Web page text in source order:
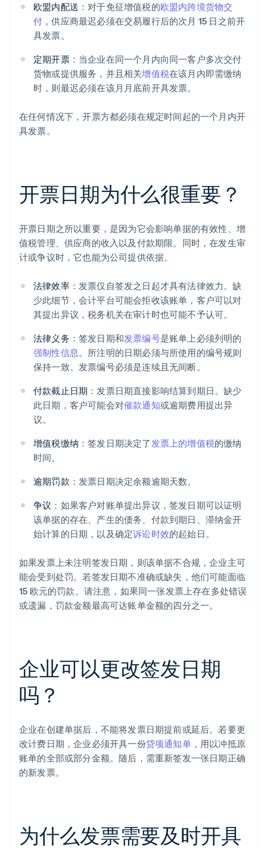
欧盟内配送 ：对于免征增值税的欧盟内跨境货物交
付 ，供应商最迟必须在交易履行后的次月 15 日之前开
具发票。
定期开票：当企业在同一个月内向同一客户多次交付
货物或提供服务，并且相关增值税在该月内即需缴纳
时，则最迟必须在该月月底前开具发票。
在任何情况下，开票方都必须在规定时间起的一个月内开
具发票。
开票日期为什么很重要？
开票日期之所以重要，是因为它会影响单据的有效性、增
值税管理、供应商的收入以及付款期限。同时，在发生审
计或争议时，它也能为公司提供依据。
法律效率：发票仅自签发之日起才具有法律效力。缺
少此细节，会计平台可能会拒收该账单，客户可以对
其提出异议，税务机关在审计时也可能不予认可。
法律义务 ：签发日期和发票编号是账单上必须列明的
强制性信息。所注明的日期必须与所使用的编号规则
保持一致。发票编号必须是连续且无间断。
付款截止日期 ：发票日期直接影响结算到期日。缺少
此日期，客户可能会对催款通知或逾期费用提出异
议。
增值税缴纳 ：签发日期决定了发票上的增值税的缴纳
时间。
逾期罚款 ：发票日期决定余额逾期天数。
争议 ：如果客户对账单提出异议，签发日期可以证明
该单据的存在、产生的债务、付款到期日、滞纳金开
始计算的日期，以及确定诉讼时效的起始日。
如果发票上未注明签发日期，则该单据不合规，企业主可
能会受到处罚。若签发日期不准确或缺失，他们可能面临
15 欧元的罚款。请注意，如果同一张发票上存在多处错误
或遗漏，罚款金额最高可达账单金额的四分之一。
企业可以更改签发日期
吗？
企业在创建单据后，不能将发票日期提前或延后。若要更
改计费日期，企业必须开具一份贷项通知单，用以冲抵原
账单的全部或部分金额。随后，需重新签发一张日期正确
的新发票。
为什么发票需要及时开具